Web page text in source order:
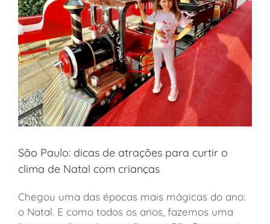
São Paulo: dicas de atrações para curtir o
clima de Natal com crianças
Chegou uma das épocas mais mágicas do ano:
o Natal. E como todos os anos, fazemos uma